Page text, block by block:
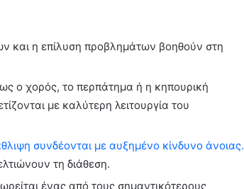
και η επίλυση προβλημάτων βοηθούν στη
ο χορός, το περπάτημα ή η κηπουρική
με καλύτερη λειτουργία του
συνδέονται με αυξημένο κίνδυνο άνοιας.
τη διάθεση.
ένας από τους σημαντικότερους